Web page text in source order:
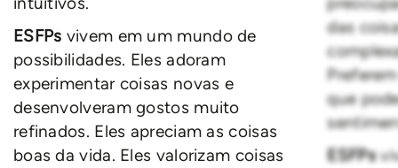
ESFPs vivem em um mundo de
possibilidades. Eles adoram
experimentar coisas novas e
desenvolveram gostos muito
refinados. Eles apreciam as coisas
boas da vida. Eles valorizam coisas
das
que
ESFPs